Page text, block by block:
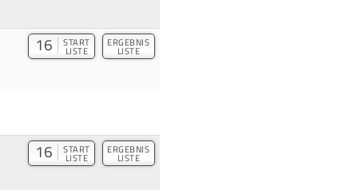
16 START
LISTE
ERGEBNIS
LISTE
16 START
LISTE
ERGEBNIS
LISTE